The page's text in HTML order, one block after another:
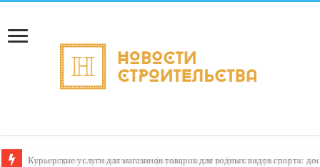
Курьерские услуги для магазинов товаров для водных видов спорта:
Как настроить автоматическое формирование рейтинга курьеров по